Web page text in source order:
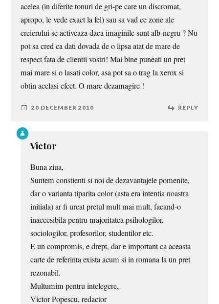
acelea (in diferite tonuri de gri-pe care un discromat,
apropo, le vede exact la fel) sau sa vad ce zone ale
creierului se activeaza daca imaginile sunt alb-negru ? Nu
pot sa cred ca dati dovada de o lipsa atat de mare de
respect fata de clientii vostri! Mai bine puneati un pret
mai mare si o lasati color, asa pot sa o trag la xerox si
obtin acelasi efect. O mare dezamagire !
20 DECEMBER 2010 REPLY
Victor
Buna ziua,
Suntem constienti si noi de dezavantajele pomenite,
dar o varianta tiparita color (asta era intentia noastra
initiala) ar fi urcat pretul mult mai mult, facand-o
inaccesibila pentru majoritatea psihologilor,
sociologilor, profesorilor, studentilor etc.
E un compromis, e drept, dar e important ca aceasta
carte de referinta exista acum si in romana la un pret
rezonabil.
Multumim pentru intelegere,
Victor Popescu, redactor